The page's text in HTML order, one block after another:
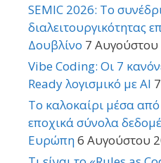
SEMIC 2026: Το
διαλειτουργικότητας
Δουβλίνο 7 Αυγούστου
Vibe Coding: Οι 7
Ready λογισμικό με AI
Το καλοκαίρι μέσα
εποχικά σύνολα
Ευρώπη6 Αυγούστου